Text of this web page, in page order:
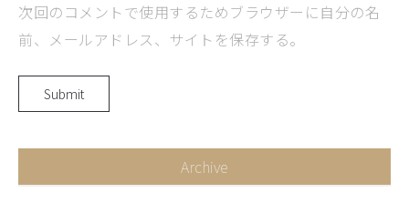
次回のコメントで使用するためブラウザーに自分の名
前、メールアドレス、サイトを保存する。
Archive